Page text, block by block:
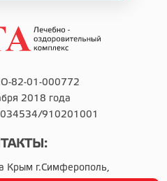
82-01-000772
2018 года
910201001
Крым г.Симферополь,